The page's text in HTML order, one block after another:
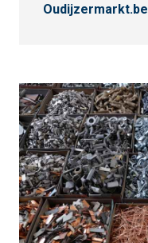
Oudijzermarkt.be